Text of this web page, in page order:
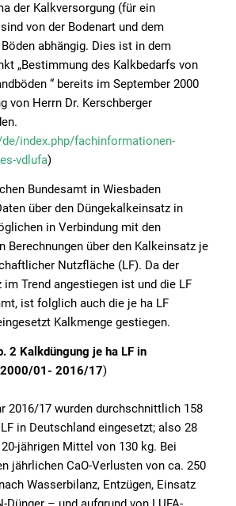
der Kalkversorgung (für ein
von der Bodenart und dem
abhängig. Dies ist in dem
„Bestimmung des Kalkbedarfs von
“ bereits im September 2000
von Herrn Dr. Kerschberger
index.php/fachinformationen-
vdlufa)
Bundesamt in Wiesbaden
über den Düngekalkeinsatz in
in Verbindung mit den
Berechnungen über den Kalkeinsatz je
Nutzfläche (LF). Da der
im Trend angestiegen ist und die LF
ist folglich auch die je ha LF
Kalkmenge gestiegen.
2 Kalkdüngung je ha LF in
2000/01- 2016/17)
2016/17 wurden durchschnittlich 158
in Deutschland eingesetzt; also 28
jährigen Mittel von 130 kg. Bei
jährlichen CaO-Verlusten von ca. 250
Wasserbilanz, Entzügen, Einsatz